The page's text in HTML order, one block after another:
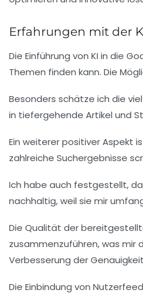
Erfahrungen mit der
Die Einführung von KI in die
Themen finden kann. Die
Besonders schätze ich die
in tiefergehende Artikel und
Ein weiterer positiver Aspekt
zahlreiche Suchergebnisse
Ich habe auch festgestellt,
nachhaltig, weil sie mir
Die Qualität der
zusammenzuführen, was mir
Verbesserung der
Die Einbindung von